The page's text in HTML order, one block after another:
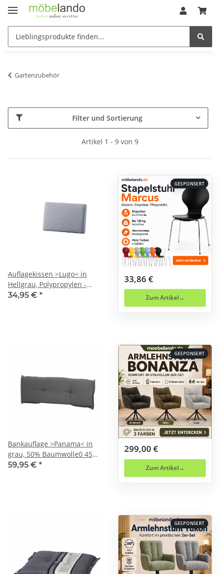
Gartenzubehör
Filter und Sortierung
Artikel 1 - 9 von 9
Auflagekissen >Lugo< in
Hellgrau, Polypropylen -
53x8x34cm (BxHxT)
34,95 € *
GESPONSERT
33,86 €
Zum Artikel
Bankauflage >Panama< in
grau, 50% Baumwolle0 45%
Polyester - 140x8x48cm
59,95 € *
GESPONSERT
299,00 €
Zum Artikel
GESPONSERT